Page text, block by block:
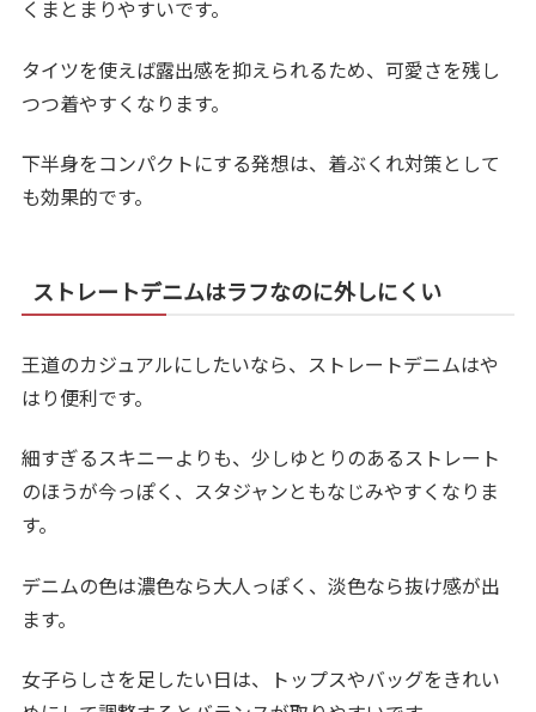
くまとまりやすいです。
タイツを使えば露出感を抑えられるため、可愛さを残し
つつ着やすくなります。
下半身をコンパクトにする発想は、着ぶくれ対策として
も効果的です。
ストレートデニムはラフなのに外しにくい
王道のカジュアルにしたいなら、ストレートデニムはや
はり便利です。
細すぎるスキニーよりも、少しゆとりのあるストレート
のほうが今っぽく、スタジャンともなじみやすくなりま
す。
デニムの色は濃色なら大人っぽく、淡色なら抜け感が出
ます。
女子らしさを足したい日は、トップスやバッグをきれい